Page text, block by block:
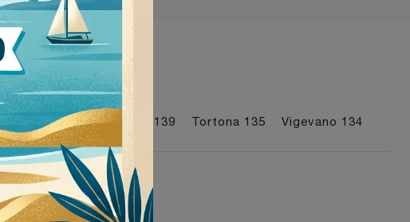
I più visti a :
Mede120 Stradella 139 Tortona 135 Vigevano 134